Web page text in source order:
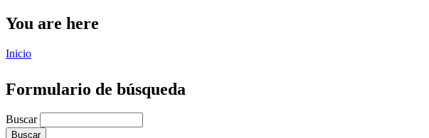
You are here
Inicio
Formulario de búsqueda
Buscar